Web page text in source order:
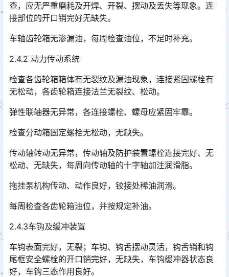
查，应无严重磨耗及开焊、开裂、摆动及丢失等现象。连
接部位的开口销完好无缺失。
车轴齿轮箱无渗漏油，每周检查油位，不足时补充。
2.4.2 动力传动系统
检查各齿轮箱箱体有无裂纹及漏油现象，连接紧固螺栓有
无松动，各齿轮箱连接法兰无裂纹、松动。
弹性联轴器无异常，各连接螺栓、螺母应紧固牢靠。
检查分动箱固定螺栓无松动，无缺失。
传动轴转动无异常，传动轴及防护装置螺栓连接完好、无
松动、无缺失，每周向传动轴的十字轴加注润滑脂。
拖挂泵机构传动、动作良好，铰接处稀油润滑。
每周检查各齿轮箱油位，并按规定补油。
2.4.3车钩及缓冲装置
车钩表面完好，无裂；车钩、钩舌摆动灵活，钩舌销和钩
尾框安全螺栓的开口销完好，无缺失，车钩缓冲器状态良
好，车钩三态作用良好。